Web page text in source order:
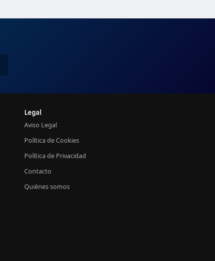
Legal
Aviso Legal
Política de Cookies
Política de Privacidad
Contacto
Quiénes somos